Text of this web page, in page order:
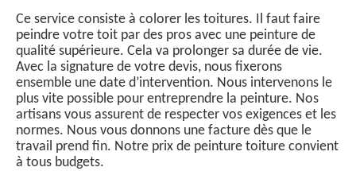
Ce service consiste à colorer les toitures. Il faut faire
peindre votre toit par des pros avec une peinture de
qualité supérieure. Cela va prolonger sa durée de vie.
Avec la signature de votre devis, nous fixerons
ensemble une date d’intervention. Nous intervenons le
plus vite possible pour entreprendre la peinture. Nos
artisans vous assurent de respecter vos exigences et les
normes. Nous vous donnons une facture dès que le
travail prend fin. Notre prix de peinture toiture convient
à tous budgets.